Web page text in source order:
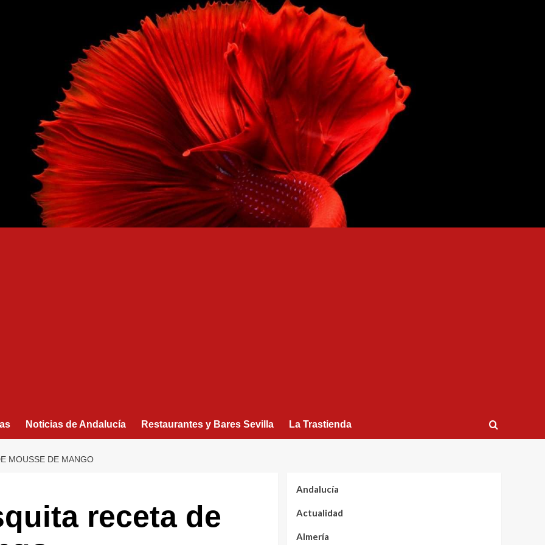
Noticias de Andalucía Restaurantes y Bares Sevilla La Trastienda
MOUSSE DE MANGO
receta de
Andalucía
Actualidad
Almería